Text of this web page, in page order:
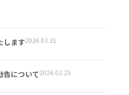
します2026.03.31
告について2026.02.25